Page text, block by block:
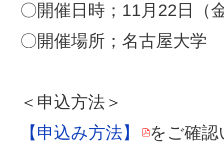
〇開催日時；11月22日（
〇開催場所；名古屋大
＜申込方法＞
【申込み方法】
をご確